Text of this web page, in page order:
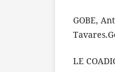
GOBE,
LE